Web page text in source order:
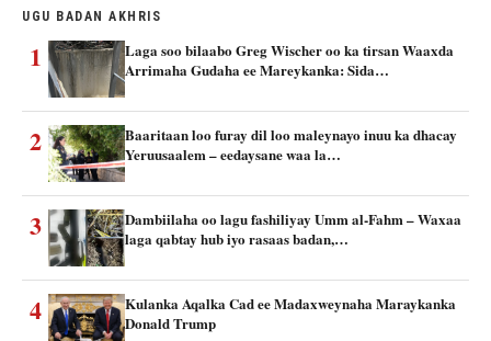
UGU BADAN AKHRIS
1
Laga soo bilaabo Greg Wischer oo ka tirsan Waaxda
Arrimaha Gudaha ee Mareykanka: Sida…
2
Baaritaan loo furay dil loo maleynayo inuu ka dhacay
Yeruusaalem – eedaysane waa la…
3
Dambiilaha oo lagu fashiliyay Umm al-Fahm – Waxaa
laga qabtay hub iyo rasaas badan,…
4
Kulanka Aqalka Cad ee Madaxweynaha Maraykanka
Donald Trump